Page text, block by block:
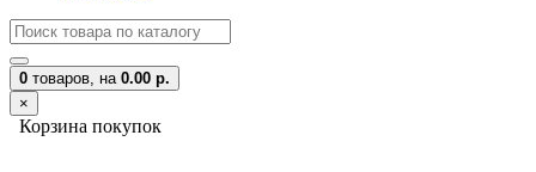
0 товаров, на 0.00 р.
×
Корзина покупок